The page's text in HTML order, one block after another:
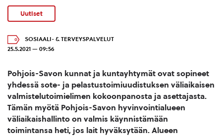
Uutiset
SOSIAALI- & TERVEYSPALVELUT
25.5.2021 — 09:56
Pohjois-Savon kunnat ja kuntayhtymät ovat sopineet
yhdessä sote- ja pelastustoimiuudistuksen väliaikaisen
valmistelutoimielimen kokoonpanosta ja asettajasta.
Tämän myötä Pohjois-Savon hyvinvointialueen
väliaikaishallinto on valmis käynnistämään
toimintansa heti, jos lait hyväksytään. Alueen